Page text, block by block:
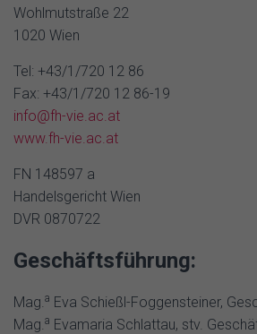
Wohlmutstraße 22
1020 Wien
Tel: +43/1/720 12 86
Fax: +43/1/720 12 86-19
info@fh-vie.ac.at
www.fh-vie.ac.at
FN 148597 a
Handelsgericht Wien
DVR 0870722
Geschäftsführung:
Mag.a Eva Schießl-Foggensteiner,
Mag.a Evamaria Schlattau, stv.